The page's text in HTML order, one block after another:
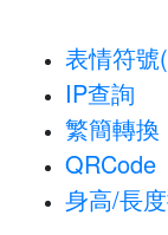
表情符號
IP查詢
繁簡轉換
QRCode
身高/長